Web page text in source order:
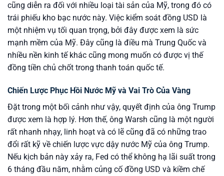
cũng diễn ra đối với nhiều loại tài sản của Mỹ, trong đó có
trái phiếu kho bạc nước này. Việc kiểm soát đồng USD là
một nhiệm vụ tối quan trọng, bởi đây được xem là sức
mạnh mềm của Mỹ. Đây cũng là điều mà Trung Quốc và
nhiều nền kinh tế khác cũng mong muốn có được vị thế
đồng tiền chủ chốt trong thanh toán quốc tế.
Chiến Lược Phục Hồi Nước Mỹ và Vai Trò Của Vàng
Đặt trong một bối cảnh như vậy, quyết định của ông Trump
được xem là hợp lý. Hơn thế, ông Warsh cũng là một người
rất nhanh nhạy, linh hoạt và có lẽ cũng đã có những trao
đổi rất kỹ về chiến lược vực dậy nước Mỹ của ông Trump.
Nếu kịch bản này xảy ra, Fed có thể không hạ lãi suất trong
6 tháng đầu năm, nhằm củng cố đồng USD và kiềm chế